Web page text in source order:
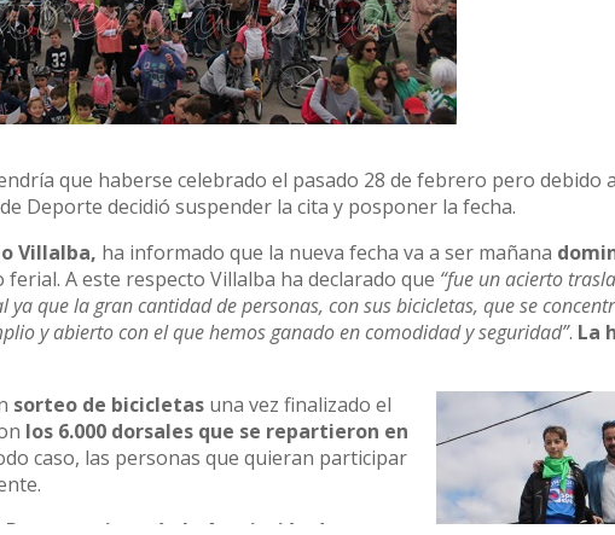
que haberse celebrado el pasado 28 de febrero pero debido
Deporte decidió suspender la cita y posponer la fecha.
Villalba, ha informado que la nueva fecha va a ser mañana
A este respecto Villalba ha declarado que “fue un acierto
que la gran cantidad de personas, con sus bicicletas, que se
y abierto con el que hemos ganado en comodidad y seguridad”. La
sorteo de bicicletas una vez finalizado el
los 6.000 dorsales que se repartieron en
caso, las personas que quieran participar
se situarán la Asociación de